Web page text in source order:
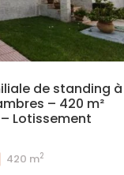
de standing à
– 420 m²
Lotissement
420 m2